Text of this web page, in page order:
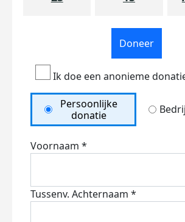
Doneer
Ik doe een anonieme
Persoonlijke
donatie
Voornaam *
Tussenv. Achternaam *